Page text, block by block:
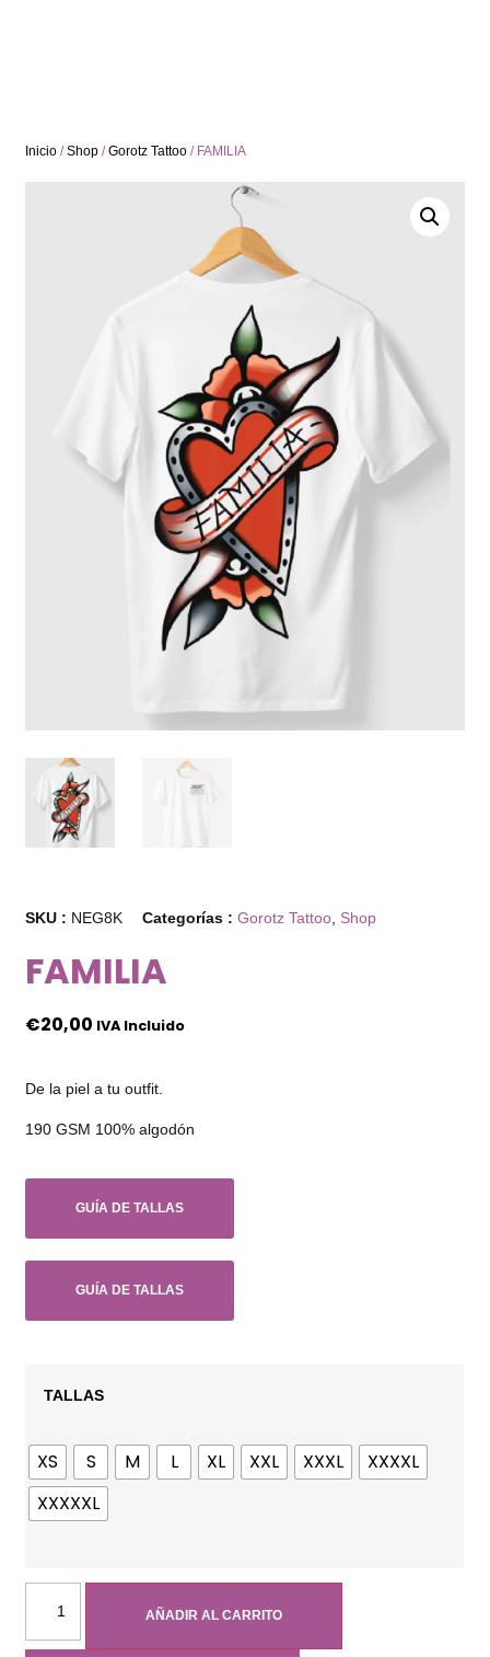
Inicio /Shop /Gorotz Tattoo / FAMILIA
SKU : NEG8K Categorías :Gorotz Tattoo Shop
FAMILIA
€20,00 IVA Incluido
De la piel a tu outfit.
190 GSM 100% algodón
GUÍA DE TALLAS
GUÍA DE TALLAS
TALLAS
XS S M L XL XXL XXXL
XXXXL
XXXXXL
AÑADIR AL CARRITO